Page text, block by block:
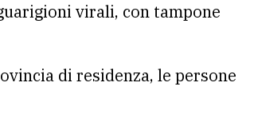
virali, con tampone
di residenza, le persone